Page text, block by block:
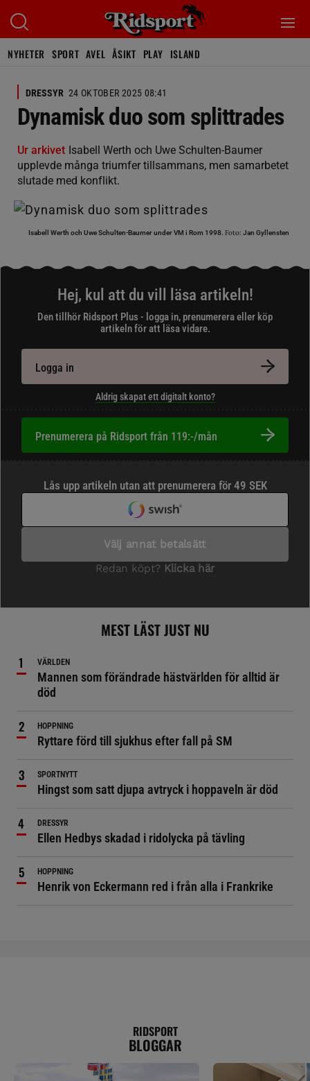
NYHETER SPORT AVEL ÅSIKT PLAY ISLAND
DRESSYR 24 OKTOBER 2025 08:41
Dynamisk duo som splittrades
Ur arkivet Isabell Werth och Uwe Schulten-Baumer
upplevde många triumfer tillsammans, men samarbetet
slutade med konflikt.
Isabell Werth och Uwe Schulten-Baumer under VM i Rom 1998. Foto: Jan Gyllensten
Hej, kul att du vill läsa artikeln!
Den tillhör Ridsport Plus - logga in, prenumerera eller köp
artikeln för att läsa vidare.
Logga in
Aldrig skapat ett digitalt konto?
Prenumerera på Ridsport från 119:-/mån
MEST LÄST JUST NU
VÄRLDEN
Mannen som förändrade hästvärlden för alltid är
död
HOPPNING
Ryttare förd till sjukhus efter fall på SM
SPORTNYTT
Hingst som satt djupa avtryck i hoppaveln är död
DRESSYR
Ellen Hedbys skadad i ridolycka på tävling
HOPPNING
Henrik von Eckermann red i från alla i Frankrike
RIDSPORT
BLOGGAR